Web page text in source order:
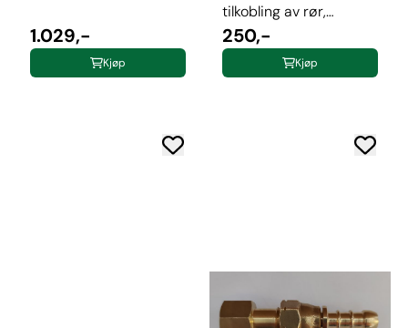
1.029,-
Kjøp
tilkobling av rør,
cinderella
250,-
Kjøp